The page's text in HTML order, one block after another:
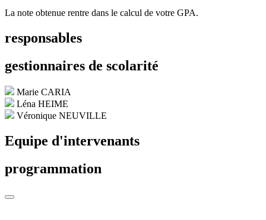
La note obtenue rentre dans le calcul de votre GPA.
responsables
gestionnaires de scolarité
Marie CARIA
Léna HEIME
Véronique NEUVILLE
Equipe d'intervenants
programmation